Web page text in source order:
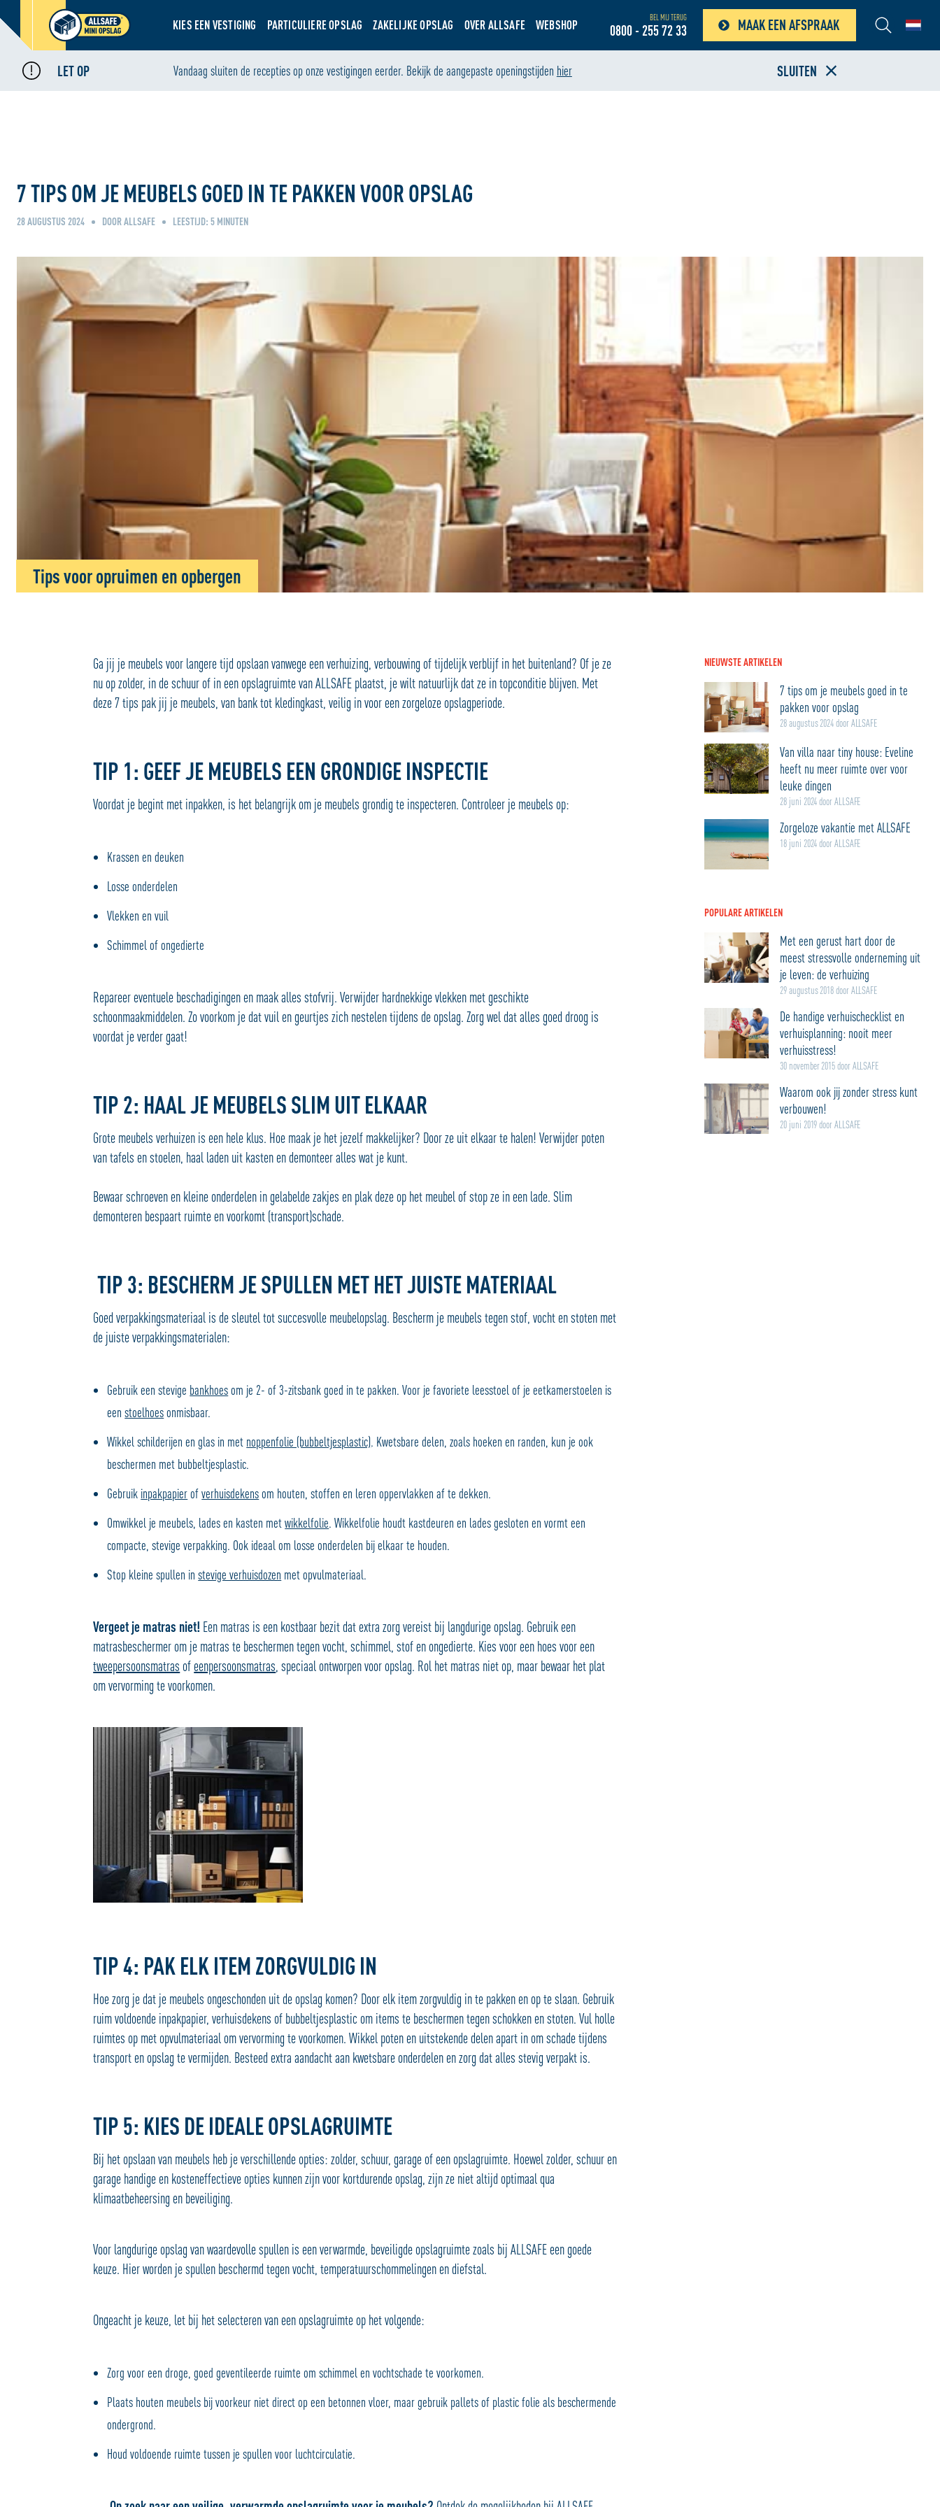
KIES EEN VESTIGING PARTICULIERE OPSLAG ZAKELIJKE OPSLAG OVER ALLSAFE WEBSHOP
BEL MIJ TERUG
0800 - 255 72 33 MAAK EEN AFSPRAAK
LET OP Vandaag sluiten de recepties op onze vestigingen eerder. Bekijk de aangepaste openingstijden hier SLUITEN
Home Blog • 7 tips om je meubels goed in te pakken voor opslag
7 TIPS OM JE MEUBELS GOED IN TE PAKKEN VOOR OPSLAG
28 AUGUSTUS 2024 DOOR ALLSAFE LEESTIJD: 5 MINUTEN
Tips voor opruimen en opbergen
Ga jij je meubels voor langere tijd opslaan vanwege een verhuizing, verbouwing of tijdelijk verblijf in het buitenland? Of je ze
nu op zolder, in de schuur of in een opslagruimte van ALLSAFE plaatst, je wilt natuurlijk dat ze in topconditie blijven. Met
deze 7 tips pak jij je meubels, van bank tot kledingkast, veilig in voor een zorgeloze opslagperiode.
TIP 1: GEEF JE MEUBELS EEN GRONDIGE INSPECTIE
Voordat je begint met inpakken, is het belangrijk om je meubels grondig te inspecteren. Controleer je meubels op:
Krassen en deuken
Losse onderdelen
Vlekken en vuil
Schimmel of ongedierte
Repareer eventuele beschadigingen en maak alles stofvrij. Verwijder hardnekkige vlekken met geschikte
schoonmaakmiddelen. Zo voorkom je dat vuil en geurtjes zich nestelen tijdens de opslag. Zorg wel dat alles goed droog is
voordat je verder gaat!
TIP 2: HAAL JE MEUBELS SLIM UIT ELKAAR
Grote meubels verhuizen is een hele klus. Hoe maak je het jezelf makkelijker? Door ze uit elkaar te halen! Verwijder poten
van tafels en stoelen, haal laden uit kasten en demonteer alles wat je kunt.
Bewaar schroeven en kleine onderdelen in gelabelde zakjes en plak deze op het meubel of stop ze in een lade. Slim
demonteren bespaart ruimte en voorkomt (transport)schade.
TIP 3: BESCHERM JE SPULLEN MET HET JUISTE MATERIAAL
Goed verpakkingsmateriaal is de sleutel tot succesvolle meubelopslag. Bescherm je meubels tegen stof, vocht en stoten met
de juiste verpakkingsmaterialen:
Gebruik een stevige bankhoesom je 2- of 3-zitsbank goed in te pakken. Voor je favoriete leesstoel of je eetkamerstoelen is
eenstoelhoesonmisbaar.
Wikkel schilderijen en glas in met noppenfolie (bubbeltjesplastic). Kwetsbare delen, zoals hoeken en randen, kun je ook
beschermen met bubbeltjesplastic.
Gebruik inpakpapierofverhuisdekensom houten, stoffen en leren oppervlakken af te dekken.
Omwikkel je meubels, lades en kasten metwikkelfolie. Wikkelfolie houdt kastdeuren en lades gesloten en vormt een
compacte, stevige verpakking. Ook ideaal om losse onderdelen bij elkaar te houden.
Stop kleine spullen instevige verhuisdozen met opvulmateriaal.
Vergeet je matras niet! Een matras is een kostbaar bezit dat extra zorg vereist bij langdurige opslag. Gebruik een
matrasbeschermer om je matras te beschermen tegen vocht, schimmel, stof en ongedierte. Kies voor een hoes voor een
tweepersoonsmatras ofeenpersoonsmatras, speciaal ontworpen voor opslag. Rol het matras niet op, maar bewaar het plat
om vervorming te voorkomen.
TIP 4: PAK ELK ITEM ZORGVULDIG IN
Hoe zorg je dat je meubels ongeschonden uit de opslag komen? Door elk item zorgvuldig in te pakken en op te slaan. Gebruik
ruim voldoende inpakpapier, verhuisdekens of bubbeltjesplastic om items te beschermen tegen schokken en stoten. Vul holle
ruimtes op met opvulmateriaal om vervorming te voorkomen. Wikkel poten en uitstekende delen apart in om schade tijdens
transport en opslag te vermijden. Besteed extra aandacht aan kwetsbare onderdelen en zorg dat alles stevig verpakt is.
TIP 5: KIES DE IDEALE OPSLAGRUIMTE
Bij het opslaan van meubels heb je verschillende opties: zolder, schuur, garage of een opslagruimte. Hoewel zolder, schuur en
garage handige en kosteneffectieve opties kunnen zijn voor kortdurende opslag, zijn ze niet altijd optimaal qua
klimaatbeheersing en beveiliging.
Voor langdurige opslag van waardevolle spullen is een verwarmde, beveiligde opslagruimte zoals bij ALLSAFE een goede
keuze. Hier worden je spullen beschermd tegen vocht, temperatuurschommelingen en diefstal.
Ongeacht je keuze, let bij het selecteren van een opslagruimte op het volgende:
Zorg voor een droge, goed geventileerde ruimte om schimmel en vochtschade te voorkomen.
Plaats houten meubels bij voorkeur niet direct op een betonnen vloer, maar gebruik pallets of plastic folie als beschermende
ondergrond.
Houd voldoende ruimte tussen je spullen voor luchtcirculatie.
NIEUWSTE ARTIKELEN
7 tips om je meubels goed in te
pakken voor opslag
28 augustus 2024 door ALLSAFE
Van villa naar tiny house: Eveline
heeft nu meer ruimte over voor
leuke dingen
28 juni 2024 door ALLSAFE
Zorgeloze vakantie met ALLSAFE
18 juni 2024 door ALLSAFE
POPULARE ARTIKELEN
Met een gerust hart door de
meest stressvolle onderneming uit
je leven: de verhuizing
29 augustus 2018 door ALLSAFE
De handige verhuischecklist en
verhuisplanning: nooit meer
verhuisstress!
30 november 2015 door ALLSAFE
Waarom ook jij zonder stress kunt
verbouwen!
20 juni 2019 door ALLSAFE